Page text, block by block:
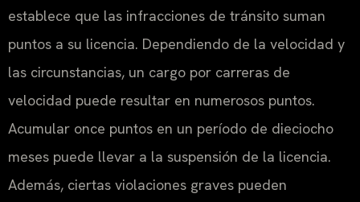
establece que las infracciones de tránsito suman
puntos a su licencia. Dependiendo de la velocidad y
las circunstancias, un cargo por carreras de
velocidad puede resultar en numerosos puntos.
Acumular once puntos en un período de dieciocho
meses puede llevar a la suspensión de la licencia.
Además, ciertas violaciones graves pueden